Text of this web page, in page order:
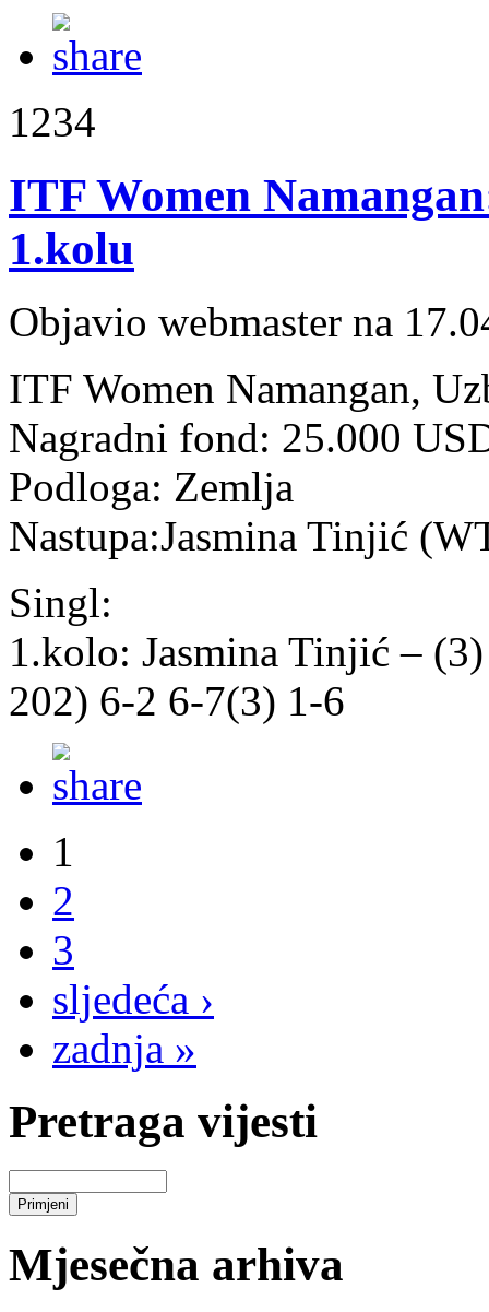
1234
ITF Women
1.kolu
Objavio webmaster na
ITF Women Namangan,
Nagradni fond: 25.000
Podloga: Zemlja
Nastupa:Jasmina Tinjić
Singl:
1.kolo: Jasmina Tinjić –
202) 6-2 6-7(3) 1-6
1
2
3
sljedeća ›
zadnja »
Pretraga vijesti
Mjesečna arhiva